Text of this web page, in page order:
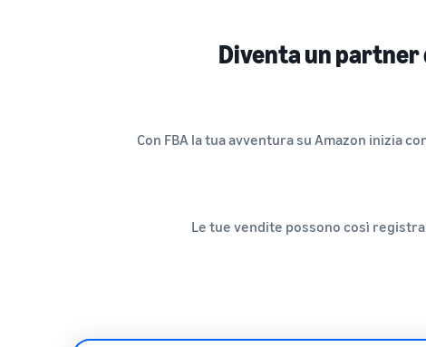
Diventa un partner
Con FBA la tua avventura su Amazon inizia
Le tue vendite possono così